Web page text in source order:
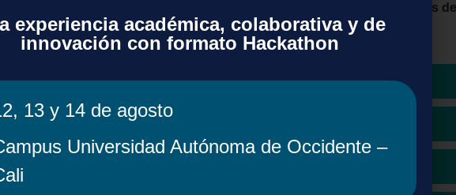
podrá leer y publicar de forma ilimitada y sin APC en más de 90 revistas
de su investigación.
experiencia académica, colaborativa y de
innovación con formato Hackathon
13 y 14 de agosto
Universidad Autónoma de Occidente –